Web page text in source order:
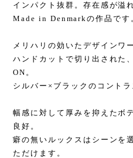
インパクト抜群。存在感が溢
Made in Denmarkの作品です
メリハリの効いたデザインワ
ハンドカットで切り出された
ON。
シルバー×ブラックのコント
幅感に対して厚みを抑えたボ
良好。
癖の無いルックスはシーンを
ただけます。